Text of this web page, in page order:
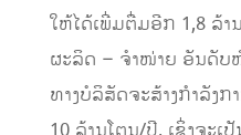
ໃຫ້ໄດ້ເພີ່ມຕື່ມອີກ 1,8 ລ້າ
ຜະລິດ – ຈໍາໜ່າຍ ອັນດັບ
ທາງບໍລິສັດຈະສ້າງກໍາລັງ